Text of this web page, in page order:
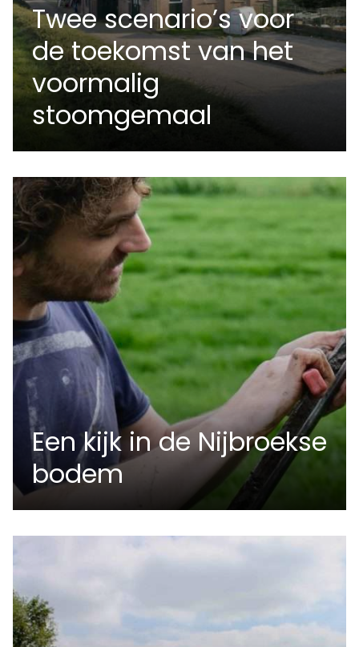
Twee scenario’s voor
de toekomst van het
voormalig
stoomgemaal
Een kijk in de Nijbroekse
bodem